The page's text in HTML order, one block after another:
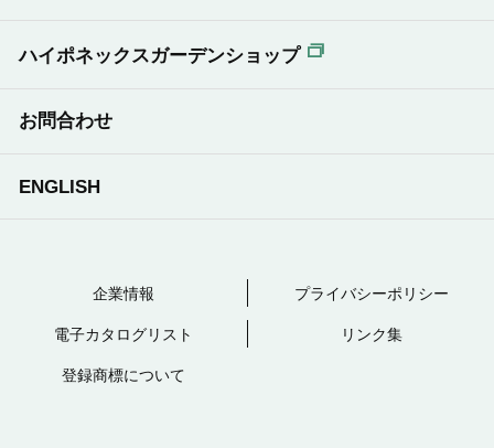
ハイポネックスガーデンショップ
お問合わせ
ENGLISH
企業情報 プライバシーポリシー
電子カタログリスト リンク集
登録商標について